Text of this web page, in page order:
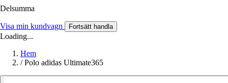
Delsumma
Visa min kundvagn Fortsätt handla
Loading...
Hem
/ Polo adidas Ultimate365